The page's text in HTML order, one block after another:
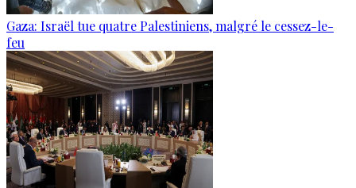
Gaza: Israël tue quatre Palestiniens, malgré le cessez-le-
feu